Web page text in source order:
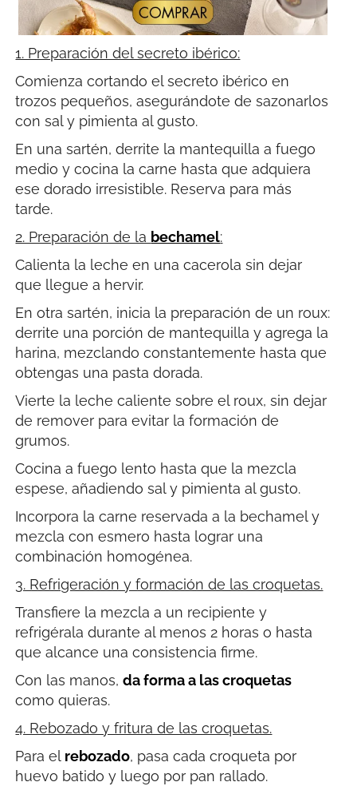
1. Preparación del secreto ibérico:
Comienza cortando el secreto ibérico en
trozos pequeños, asegurándote de sazonarlos
con sal y pimienta al gusto.
En una sartén, derrite la mantequilla a fuego
medio y cocina la carne hasta que adquiera
ese dorado irresistible. Reserva para más
tarde.
2. Preparación de la bechamel:
Calienta la leche en una cacerola sin dejar
que llegue a hervir.
En otra sartén, inicia la preparación de un roux:
derrite una porción de mantequilla y agrega la
harina, mezclando constantemente hasta que
obtengas una pasta dorada.
Vierte la leche caliente sobre el roux, sin dejar
de remover para evitar la formación de
grumos.
Cocina a fuego lento hasta que la mezcla
espese, añadiendo sal y pimienta al gusto.
Incorpora la carne reservada a la bechamel y
mezcla con esmero hasta lograr una
combinación homogénea.
3. Refrigeración y formación de las croquetas.
Transfiere la mezcla a un recipiente y
refrigérala durante al menos 2 horas o hasta
que alcance una consistencia firme.
Con las manos,da forma a las croquetas
como quieras.
4. Rebozado y fritura de las croquetas.
Para el rebozado, pasa cada croqueta por
huevo batido y luego por pan rallado.